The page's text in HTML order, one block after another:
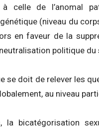
à celle de l’anomal
(niveau du
en faveur de la
politique du
se doit de relever les
au niveau
bicatégorisation